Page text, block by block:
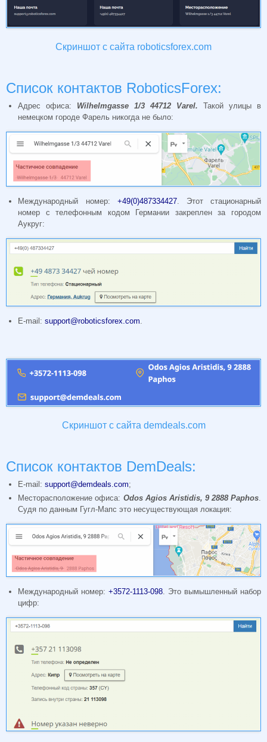
Скриншот с сайта roboticsforex.com
Список контактов RoboticsForex:
Адрес офиса: Wilhelmgasse 1/3 44712 Varel. Такой улицы в
немецком городе Фарель никогда не было:
Международный номер: +49(0)487334427. Этот стационарный
номер с телефонным кодом Германии закреплен за городом
Аукруг:
E-mail:support@roboticsforex.com.
Скриншот с сайта demdeals.com
Список контактов DemDeals:
E-mail:support@demdeals.com;
Месторасположение офиса: Odos Agios Aristidis, 9 2888 Paphos.
Судя по данным Гугл-Мапс это несуществующая локация:
Международный номер:+3572-1113-098. Это вымышленный набор
цифр: